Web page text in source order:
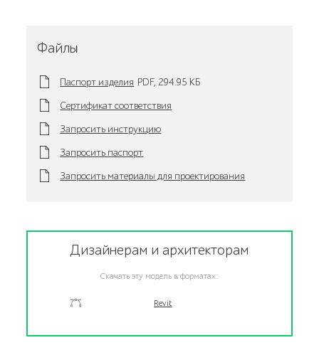
Файлы
Паспорт изделия PDF, 294.95 KБ
Сертификат соответствия
Запросить инструкцию
Запросить паспорт
Запросить материалы для проектирования
Дизайнерам и архитекторам
Скачать эту модель в форматах:
Revit